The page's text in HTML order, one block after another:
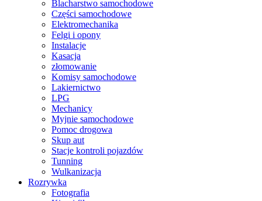
Blacharstwo samochodowe
Części samochodowe
Elektromechanika
Felgi i opony
Instalacje
Kasacja
złomowanie
Komisy samochodowe
Lakiernictwo
LPG
Mechanicy
Myjnie samochodowe
Pomoc drogowa
Skup aut
Stacje kontroli pojazdów
Tunning
Wulkanizacja
Rozrywka
Fotografia